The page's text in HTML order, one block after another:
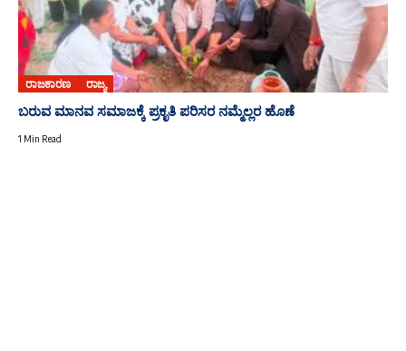
ರಾಜಕಾರಣ ರಾಜ್ಯ
ಬರುವ ಮಾನವ ಸಮಾಜಕ್ಕೆ ಪ್ರಕೃತಿ ಪರಿಸರ ನಮ್ಮೆಲ್ಲರ ಹೊಣೆ
1 Min Read